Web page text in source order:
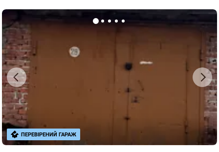
ПЕРЕВІРЕНИЙ ГАРАЖ